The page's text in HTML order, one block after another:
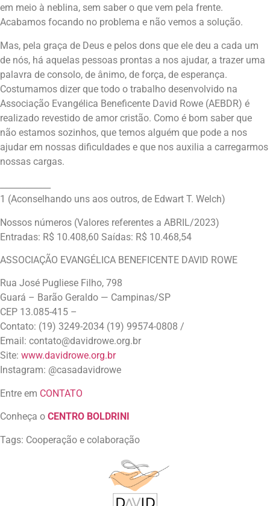
em meio à neblina, sem saber o que vem pela frente.
Acabamos focando no problema e não vemos a solução.
Mas, pela graça de Deus e pelos dons que ele deu a cada um
de nós, há aquelas pessoas prontas a nos ajudar, a trazer uma
palavra de consolo, de ânimo, de força, de esperança.
Costumamos dizer que todo o trabalho desenvolvido na
Associação Evangélica Beneficente David Rowe (AEBDR) é
realizado revestido de amor cristão. Como é bom saber que
não estamos sozinhos, que temos alguém que pode a nos
ajudar em nossas dificuldades e que nos auxilia a carregarmos
nossas cargas.
1 (Aconselhando uns aos outros, de Edwart T. Welch)
Nossos números (Valores referentes a ABRIL/2023)
Entradas: R$ 10.408,60 Saídas: R$ 10.468,54
ASSOCIAÇÃO EVANGÉLICA BENEFICENTE DAVID ROWE
Rua José Pugliese Filho, 798
Guará – Barão Geraldo — Campinas/SP
CEP 13.085-415 –
Contato: (19) 3249-2034 (19) 99574-0808 /
Email: contato@davidrowe.org.br
Site: www.davidrowe.org.br
Instagram: @casadavidrowe
Entre em CONTATO
Conheça o CENTRO BOLDRINI
Tags: Cooperação e colaboração